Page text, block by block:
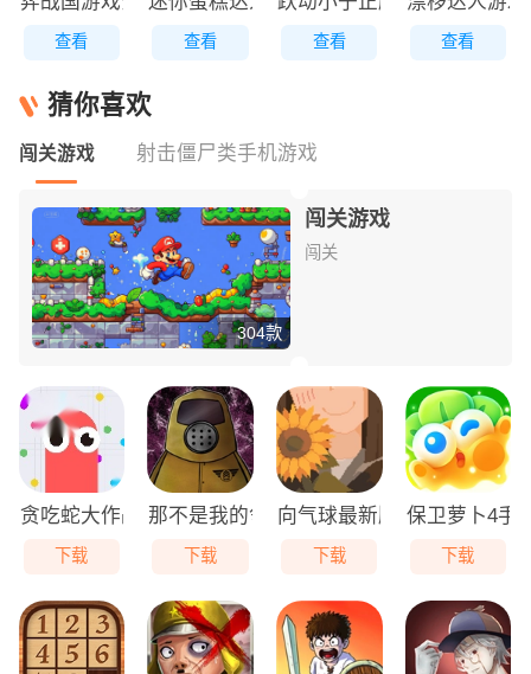
查看 查看 查看 查看
猜你喜欢
闯关游戏 射击僵尸类手机游戏
闯关游戏
闯关
304款
贪吃蛇大作战免费版
下载
那不是我的邻居游戏无广告版
下载
向气球最新版
下载
保卫萝卜4手
下载